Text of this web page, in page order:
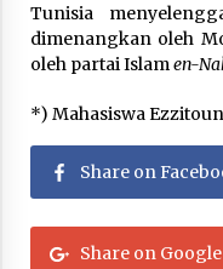
Tunisia
dimenangkan oleh
oleh partai Islam en-
*) Mahasiswa
Share on
Share on Google